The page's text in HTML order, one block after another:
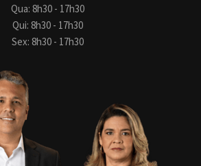
Qua: 8h30 - 17h30
Qui: 8h30 - 17h30
Sex: 8h30 - 17h30